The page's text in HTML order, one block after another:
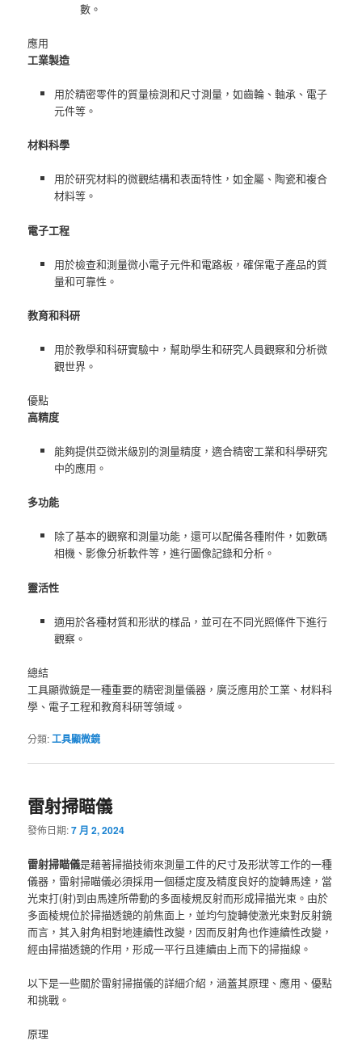
數。
應用
工業製造
用於精密零件的質量檢測和尺寸測量，如齒輪、軸承、電子
元件等。
材料科學
用於研究材料的微觀結構和表面特性，如金屬、陶瓷和複合
材料等。
電子工程
用於檢查和測量微小電子元件和電路板，確保電子產品的質
量和可靠性。
教育和科研
用於教學和科研實驗中，幫助學生和研究人員觀察和分析微
觀世界。
優點
高精度
能夠提供亞微米級別的測量精度，適合精密工業和科學研究
中的應用。
多功能
除了基本的觀察和測量功能，還可以配備各種附件，如數碼
相機、影像分析軟件等，進行圖像記錄和分析。
靈活性
適用於各種材質和形狀的樣品，並可在不同光照條件下進行
觀察。
總結
工具顯微鏡是一種重要的精密測量儀器，廣泛應用於工業、材料科
學、電子工程和教育科研等領域。
分類:工具顯微鏡
雷射掃瞄儀
發佈日期:7 月 2, 2024
雷射掃瞄儀是藉著掃描技術來測量工件的尺寸及形狀等工作的一種
儀器，雷射掃瞄儀必須採用一個穩定度及精度良好的旋轉馬達，當
光束打(射)到由馬達所帶動的多面棱規反射而形成掃描光束。由於
多面棱規位於掃描透鏡的前焦面上，並均勻旋轉使激光束對反射鏡
而言，其入射角相對地連續性改變，因而反射角也作連續性改變，
經由掃描透鏡的作用，形成一平行且連續由上而下的掃描線。
以下是一些關於雷射掃描儀的詳細介紹，涵蓋其原理、應用、優點
和挑戰。
原理